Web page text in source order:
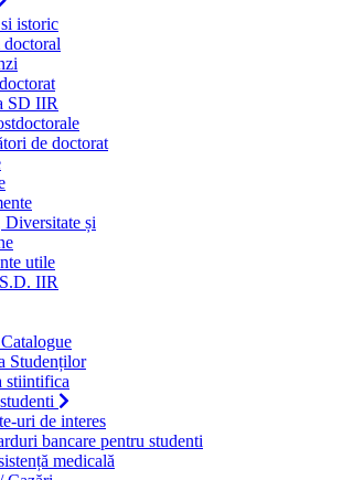
istoric
doctoral
SD IIR
de doctorat
Diversitate și
utile
IIR
Studenților
stiintifica
uri de interes
bancare pentru studenti
medicală